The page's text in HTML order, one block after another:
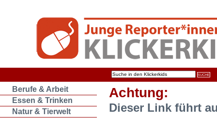
Berufe & Arbeit
Essen & Trinken
Natur & Tierwelt
Achtung:
Dieser Link führt